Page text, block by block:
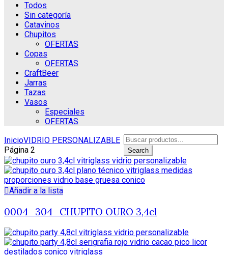
Todos
Sin categoría
Catavinos
Chupitos
OFERTAS
Copas
OFERTAS
CraftBeer
Jarras
Tazas
Vasos
Especiales
OFERTAS
InicioVIDRIO PERSONALIZABLE
Página 2
Search
for:
Search
Añadir a la lista
0004_304_CHUPITO OURO 3,4cl